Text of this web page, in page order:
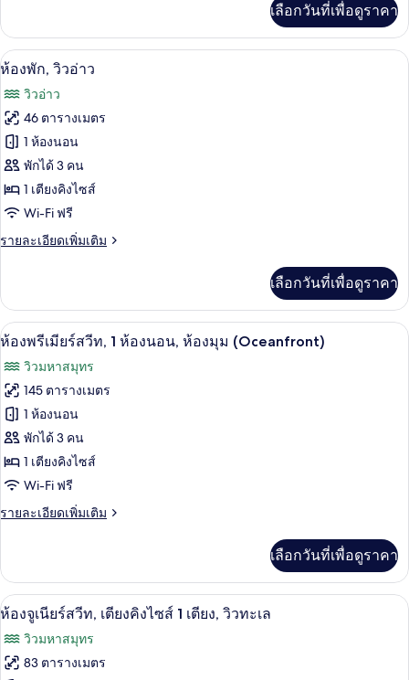
1
เตียง,
เห็น
วิว
มหาสมุทร
บาง
ส่วน
เกี่ยว
กับ
ห้อง
เตียง
คิง
ไซส์
เตียง,
เห็น
วิว
มหาสมุทร
ส่วน
เลือกวันที่เพื่อดูราคา
เปิด
ภาพถ่าย
ทั้งหมด
ของ
ห้อง
พัก,
วิว
อ่าว
เครื่องนอนระดับพรีเมียม, มินิบาร์, ตู้นิ
5
ห้องพัก, วิวอ่าว
วิวอ่าว
46 ตารางเมตร
1 ห้องนอน
พักได้ 3 คน
1 เตียงคิงไซส์
Wi-Fi ฟรี
รายละเอียดเพิ่มเติม
ราย
เกี่ยว
กับ
ห้อง
วิว
อ่าว
เลือกวันที่เพื่อดูราคา
เปิด
ภาพถ่าย
ทั้งหมด
ของ
ห้อง
พรีเมียร์
สวีท,
1
นอน,
ห้อง
มุม
(Oceanfront)
เครื่องนอนระดับพรีเมียม, มินิบาร์, ตู้นิ
5
ห้องพรีเมียร์สวีท, 1 ห้องนอน, ห้องมุม (Oceanfront)
วิวมหาสมุทร
145 ตารางเมตร
1 ห้องนอน
พักได้ 3 คน
1 เตียงคิงไซส์
Wi-Fi ฟรี
รายละเอียดเพิ่มเติม
ราย
เกี่ยว
กับ
ห้อง
พรีเมียร์
สวี
ท,
เลือกวันที่เพื่อดูราคา
เปิด
ภาพถ่าย
ทั้งหมด
เครื่องนอนระดับพรีเมียม, มินิบาร์, ตู้นิ
5
ห้องจูเนียร์สวีท, เตียงคิงไซส์ 1 เตียง, วิวทะเล
วิวมหาสมุทร
83 ตารางเมตร